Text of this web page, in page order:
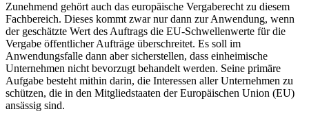
Zunehmend gehört auch das europäische Vergaberecht zu diesem
Fachbereich. Dieses kommt zwar nur dann zur Anwendung, wenn
der geschätzte Wert des Auftrags die EU-Schwellenwerte für die
Vergabe öffentlicher Aufträge überschreitet. Es soll im
Anwendungsfalle dann aber sicherstellen, dass einheimische
Unternehmen nicht bevorzugt behandelt werden. Seine primäre
Aufgabe besteht mithin darin, die Interessen aller Unternehmen zu
schützen, die in den Mitgliedstaaten der Europäischen Union (EU)
ansässig sind.